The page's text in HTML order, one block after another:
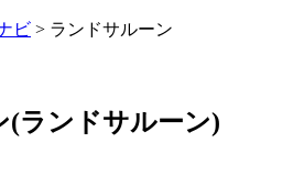
ビ > ランドサルーン
(ランドサルーン)